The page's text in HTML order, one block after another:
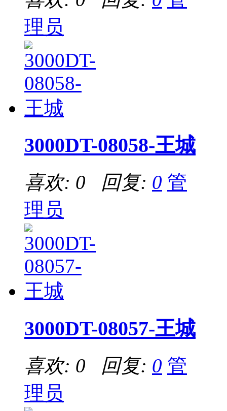
理员
3000DT-08058-王城
喜欢: 0 回复: 0 管
理员
3000DT-08057-王城
喜欢: 0 回复: 0 管
理员